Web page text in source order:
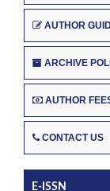
AUTHOR
ARCHIVE
AUTHOR
CONTACT US
E-ISSN